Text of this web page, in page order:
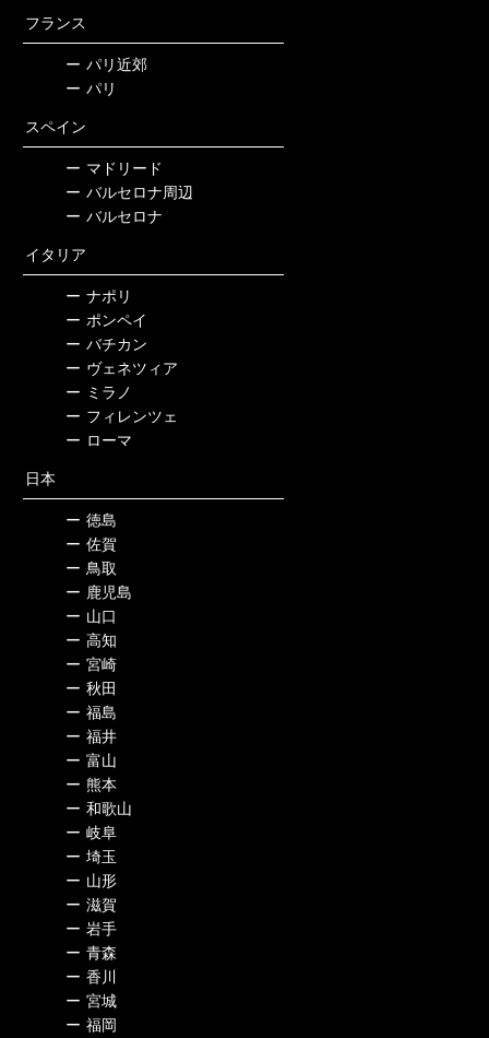
フランス
ー パリ近郊
ー パリ
スペイン
ー マドリード
ー バルセロナ周辺
ー バルセロナ
イタリア
ー ナポリ
ー ポンペイ
ー バチカン
ー ヴェネツィア
ー ミラノ
ー フィレンツェ
ー ローマ
日本
ー 徳島
ー 佐賀
ー 鳥取
ー 鹿児島
ー 山口
ー 高知
ー 宮崎
ー 秋田
ー 福島
ー 福井
ー 富山
ー 熊本
ー 和歌山
ー 岐阜
ー 埼玉
ー 山形
ー 滋賀
ー 岩手
ー 青森
ー 香川
ー 宮城
ー 福岡